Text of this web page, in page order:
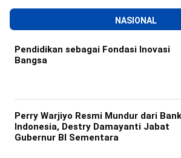
NASIONAL
Pendidikan sebagai Fondasi Inovasi
Bangsa
Perry Warjiyo Resmi Mundur dari Bank
Indonesia, Destry Damayanti Jabat
Gubernur BI Sementara